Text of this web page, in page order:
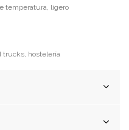
temperatura, ligero
trucks, hostelería